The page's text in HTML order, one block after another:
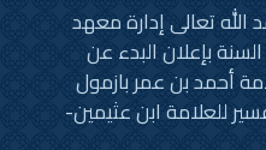
الله تعالى إدارة معهد
بإعلان البدء عن
أحمد بن عمر بازمول
للعلامة ابن عثيمين-